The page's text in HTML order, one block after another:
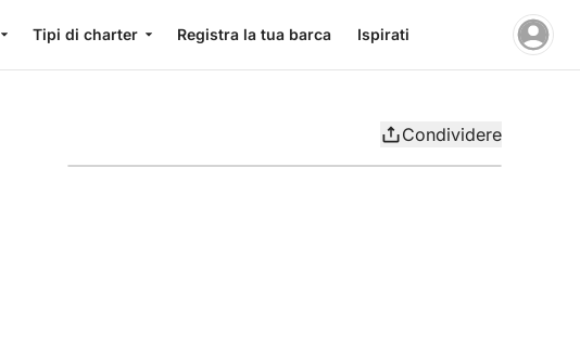
Tipi di charter Registra la tua barca Ispirati
Condividere